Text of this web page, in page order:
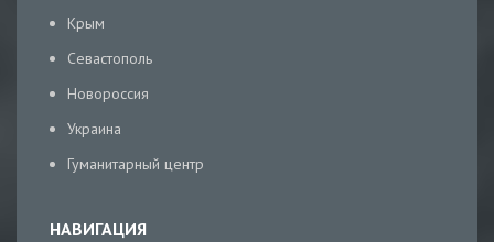
Крым
Севастополь
Новороссия
Украина
Гуманитарный центр
НАВИГАЦИЯ